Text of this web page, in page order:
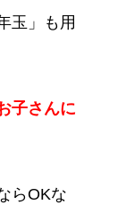
玉」も用
子さんに
らOKな